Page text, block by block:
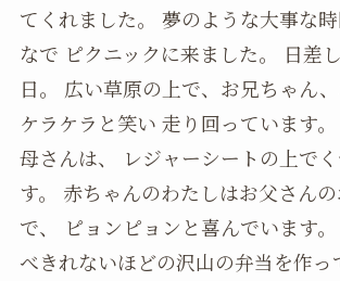
てくれました。 夢のような大事な
なで ピクニックに来ました。 日差
日。 広い草原の上で、お兄ちゃん
ケラケラと笑い 走り回っています
母さんは、 レジャーシートの上で
す。 赤ちゃんのわたしはお父さん
で、 ピョンピョンと喜んでいます
べきれないほどの沢山の弁当を作っ